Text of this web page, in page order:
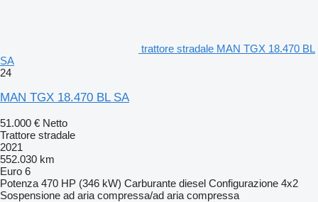
trattore stradale MAN TGX 18.470 BL
SA
24
MAN TGX 18.470 BL SA
51.000 € Netto
Trattore stradale
2021
552.030 km
Euro 6
Potenza 470 HP (346 kW) Carburante diesel Configurazione 4x2
Sospensione ad aria compressa/ad aria compressa